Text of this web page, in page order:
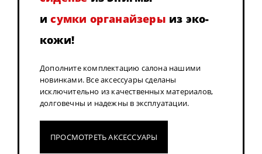
исумки органайзеры из эко-
кожи!
Дополните комплектацию салона нашими
новинками. Все аксессуары сделаны
исключительно из качественных материалов,
долговечны и надежны в эксплуатации.
ПРОСМОТРЕТЬ АКСЕССУАРЫ